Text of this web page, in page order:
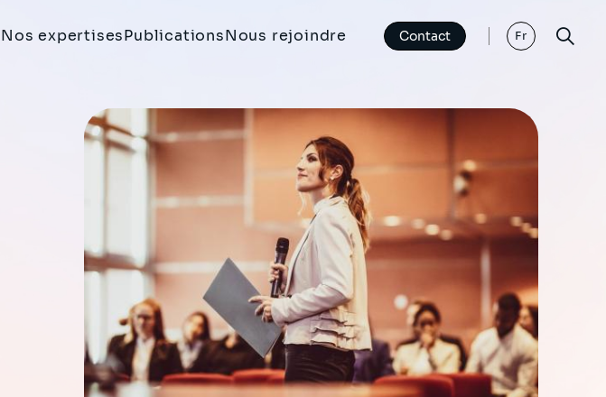
Nos expertisesPublicationsNous rejoindre Contact Fr